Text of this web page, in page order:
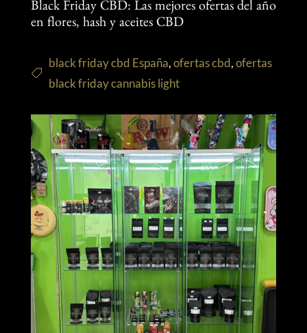
Black Friday CBD: Las mejores ofertas del año
en flores, hash y aceites CBD
black friday cbd España,ofertas cbd,ofertas
black friday cannabis light